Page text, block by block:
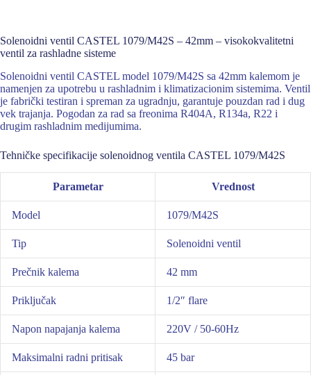
Solenoidni ventil CASTEL 1079/M42S – 42mm – visokokvalitetni
ventil za rashladne sisteme
Solenoidni ventil CASTEL model 1079/M42S sa 42mm kalemom je
namenjen za upotrebu u rashladnim i klimatizacionim sistemima. Ventil
je fabrički testiran i spreman za ugradnju, garantuje pouzdan rad i dug
vek trajanja. Pogodan za rad sa freonima R404A, R134a, R22 i
drugim rashladnim medijumima.
Tehničke specifikacije solenoidnog ventila CASTEL 1079/M42S
Parametar Vrednost
Model 1079/M42S
Tip Solenoidni ventil
Prečnik kalema 42 mm
Priključak 1/2″ flare
Napon napajanja kalema 220V / 50-60Hz
Maksimalni radni pritisak 45 bar